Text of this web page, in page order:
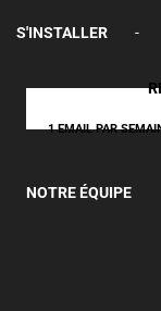
S'INSTALLER -
1 EMAIL PAR
NOTRE ÉQUIPE